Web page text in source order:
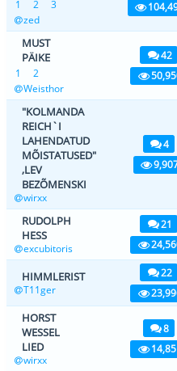
1 2
3
zed
MUST
PÄIKE
1
2
Weisthor
42
"KOLMANDA
REICH`I
LAHENDATUD
MÕISTATUSED"
,LEV
BEZÕMENSKI
wirxx
4
RUDOLPH
HESS
excubitoris
21
HIMMLERIST
T11ger
22
HORST
WESSEL
LIED
wirxx
8